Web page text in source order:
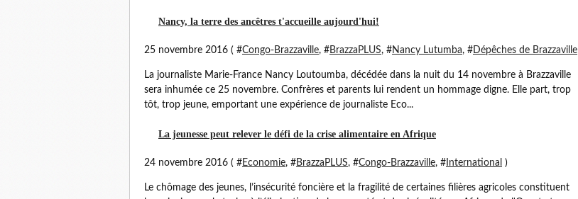
Nancy, la terre des ancêtres t'accueille aujourd'hui!
25 novembre 2016 ( #Congo-Brazzaville, #BrazzaPLUS, #Nancy Lutumba, #Dépêches de Brazzaville
La journaliste Marie-France Nancy Loutoumba, décédée dans la nuit du 14 novembre à Brazzaville
sera inhumée ce 25 novembre. Confrères et parents lui rendent un hommage digne. Elle part, trop
tôt, trop jeune, emportant une expérience de journaliste Eco...
La jeunesse peut relever le défi de la crise alimentaire en Afrique
24 novembre 2016 ( #Economie, #BrazzaPLUS, #Congo-Brazzaville, # International )
Le chômage des jeunes, l’insécurité foncière et la fragilité de certaines filières agricoles constituent